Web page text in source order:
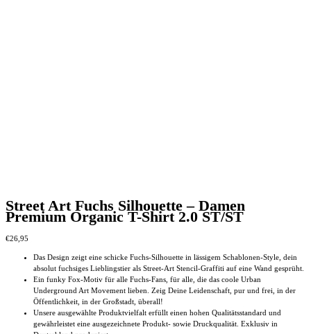
Street Art Fuchs Silhouette – Damen
Premium Organic T-Shirt 2.0 ST/ST
€26,95
Das Design zeigt eine schicke Fuchs-Silhouette in lässigem Schablonen-Style, dein
absolut fuchsiges Lieblingstier als Street-Art Stencil-Graffiti auf eine Wand gesprüht.
Ein funky Fox-Motiv für alle Fuchs-Fans, für alle, die das coole Urban
Underground Art Movement lieben. Zeig Deine Leidenschaft, pur und frei, in der
Öffentlichkeit, in der Großstadt, überall!
Unsere ausgewählte Produktvielfalt erfüllt einen hohen Qualitätsstandard und
gewährleistet eine ausgezeichnete Produkt- sowie Druckqualität. Exklusiv in